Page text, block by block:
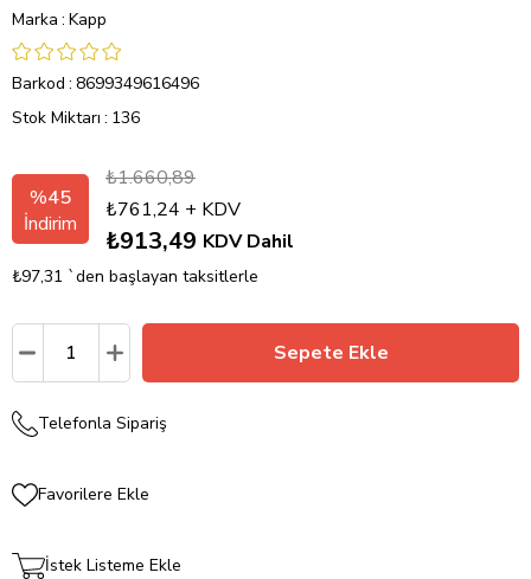
Marka : Kapp
Barkod : 8699349616496
Stok Miktarı : 136
%45
İndirim
₺1.660,89
₺761,24 + KDV
KDV Dahil
₺913,49
₺97,31 `den başlayan taksitlerle
Telefonla Sipariş
Favorilere Ekle
İstek Listeme Ekle